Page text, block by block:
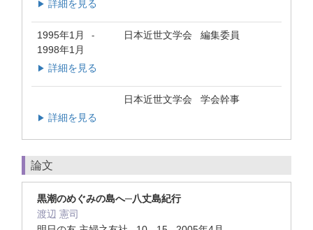
▶ 詳細を見る
1995年1月 -
1998年1月
日本近世文学会 編集委員
▶ 詳細を見る
日本近世文学会 学会幹事
▶ 詳細を見る
論文
黒潮のめぐみの島へ─八丈島紀行
渡辺 憲司